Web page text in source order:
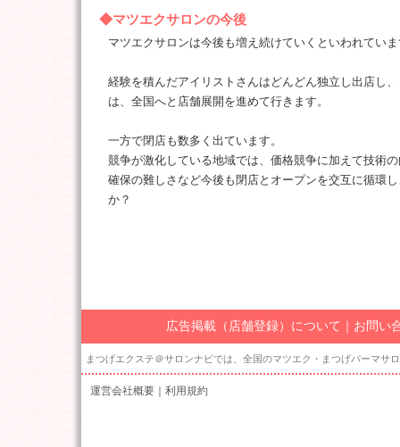
◆マツエクサロンの今後
マツエクサロンは今後も増え続けていくといわれてい
経験を積んだアイリストさんはどんどん独立し出店し
は、全国へと店舗展開を進めて行きます。
一方で閉店も数多く出ています。
競争が激化している地域では、価格競争に加えて技術
確保の難しさなど今後も閉店とオープンを交互に循環
か？
広告掲載（店舗登録）について ｜ お問い
まつげエクステ＠サロンナビでは、全国のマツエク・まつげパーマ
運営会社概要 利用規約